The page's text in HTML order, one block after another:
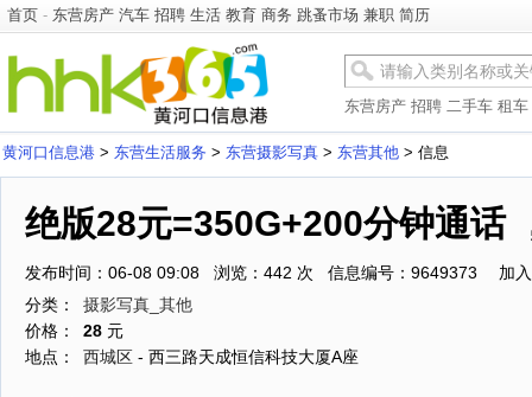
首页 - 东营房产 汽车 招聘 生活 教育 商务 跳蚤市场 兼职 简历
东营房产 招聘 二手车 租车
黄河口信息港 > 东营生活服务 > 东营摄影写真 > 东营其他 > 信息
绝版28元=350G+200分钟通话
发布时间：06-08 09:08 浏览：442 次 信息编号：9649373
加
分类：
摄影写真_其他
价格：
28 元
地点：
西城区 - 西三路天成恒信科技大厦A座